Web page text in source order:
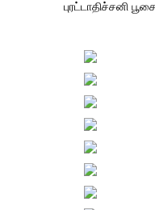
புரட்டாதிச்சனி